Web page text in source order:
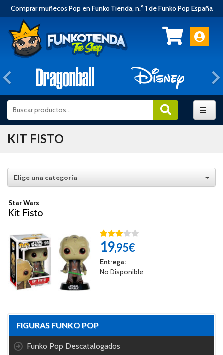
Comprar muñecos Pop en Funko Tienda, n.° 1 de Funko Pop España
Anterior
KIT FISTO
Elige una categoría
Star Wars
Kit Fisto
19,95€
Entrega:
No Disponible
FIGURAS FUNKO POP
Funko Pop Descatalogados